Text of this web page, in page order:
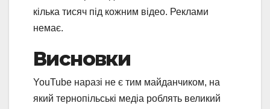
кілька тисяч під кожним відео. Реклами
немає.
Висновки
YouTube наразі не є тим майданчиком, на
який тернопільські медіа роблять великий